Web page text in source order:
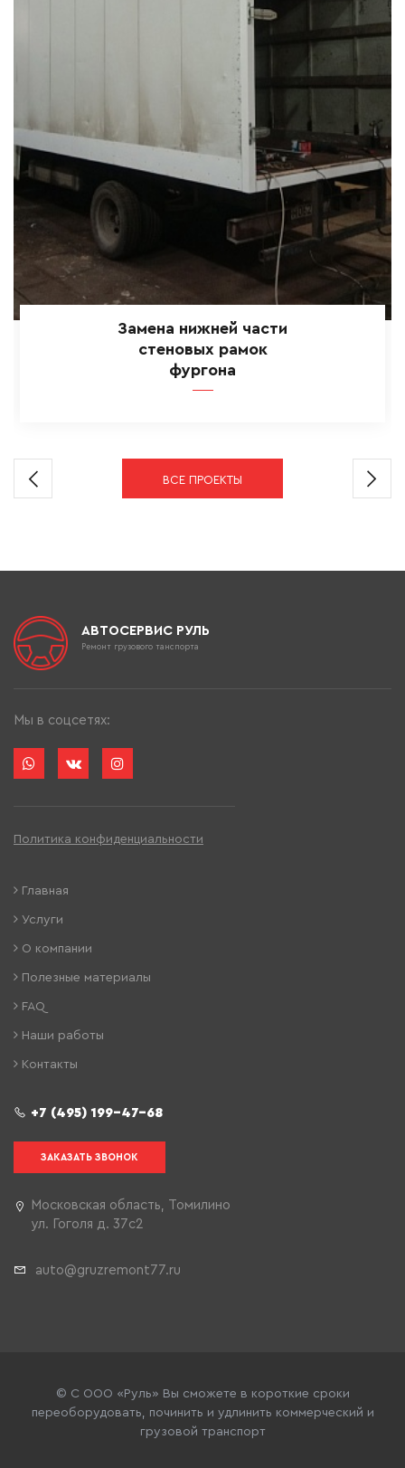
Замена нижней части
стеновых рамок
фургона
ВСЕ ПРОЕКТЫ
АВТОСЕРВИС РУЛЬ
Ремонт грузового танспорта
Мы в соцсетях:
Политика конфиденциальности
Главная
Услуги
О компании
Полезные материалы
FAQ
Наши работы
Контакты
+7 (495) 199-47-68
ЗАКАЗАТЬ ЗВОНОК
Московская область, Томилино
ул. Гоголя д. 37с2
auto@gruzremont77.ru
© С ООО «Руль» Вы сможете в короткие сроки
переоборудовать, починить и удлинить коммерческий и
грузовой транспорт